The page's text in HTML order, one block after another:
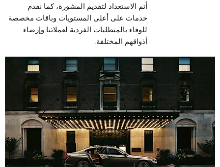
أتم الاستعداد لتقديم المشورة، كما نقدم
خدمات على أعلى المستويات وباقات مخصصة
للوفاء بالمتطلبات الفردية لعملائنا وإرضاء
أذواقهم المختلفة.